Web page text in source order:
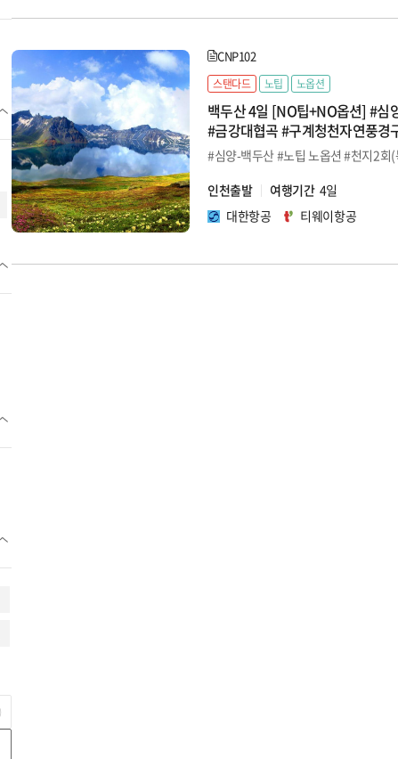
CNP102
스탠다드 노팁 노옵션
백두산 4일 [NO팁+NO옵션] #심
#금강대협곡 #구계청천자연풍경
#심양-백두산 #노팁 노옵션 #천지2회
인천출발
여행기간 4일
대한항공
티웨이항공